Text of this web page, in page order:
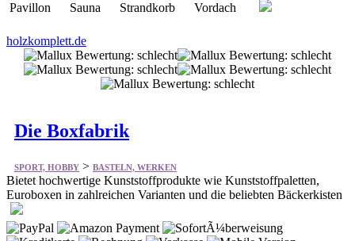
Pavillon Sauna Strandkorb Vordach
holzkomplett.de
Die Boxfabrik
SPORT, HOBBY > BASTELN, WERKEN
Bietet hochwertige Kunststoffprodukte wie Kunststoffpaletten,
Euroboxen in zahlreichen Varianten und die beliebten Bäckerkisten